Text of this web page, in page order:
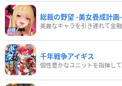
総裁の野望 -美女養成計画-
美麗なキャラを引き連れて金
千年戦争アイギス
個性豊かなユニットを指揮し